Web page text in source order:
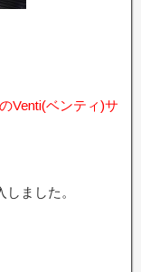
Venti(ベンティ)サ
しました。